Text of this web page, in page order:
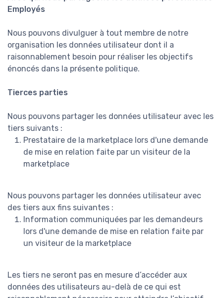
Employés
Nous pouvons divulguer à tout membre de notre
organisation les données utilisateur dont il a
raisonnablement besoin pour réaliser les objectifs
énoncés dans la présente politique.
Tierces parties
Nous pouvons partager les données utilisateur avec les
tiers suivants :
Prestataire de la marketplace lors d'une demande
de mise en relation faite par un visiteur de la
marketplace
Nous pouvons partager les données utilisateur avec
des tiers aux fins suivantes :
Information communiquées par les demandeurs
lors d'une demande de mise en relation faite par
un visiteur de la marketplace
Les tiers ne seront pas en mesure d’accéder aux
données des utilisateurs au-delà de ce qui est